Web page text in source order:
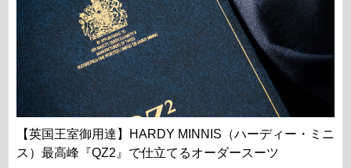
【英国王室御用達】HARDY MINNIS（ハーディー・ミニ
ス）最高峰『QZ2』で仕立てるオーダースーツ